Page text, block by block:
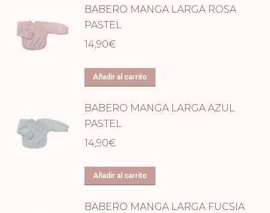
BABERO MANGA LARGA ROSA
PASTEL
14,90€
Añadir al carrito
BABERO MANGA LARGA AZUL
PASTEL
14,90€
Añadir al carrito
BABERO MANGA LARGA FUCSIA